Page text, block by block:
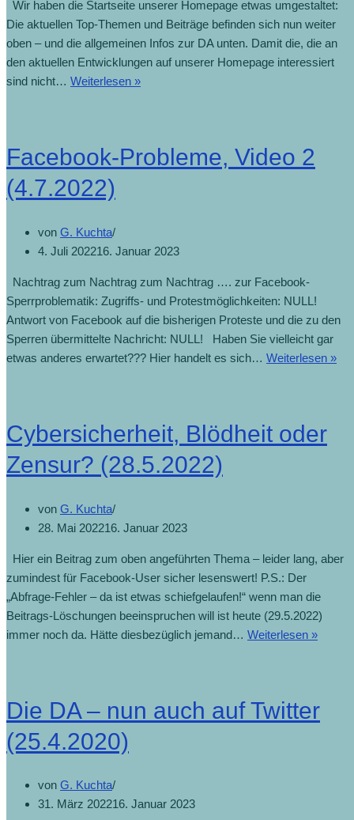
Wir haben die Startseite unserer Homepage etwas umgestaltet:
Die aktuellen Top-Themen und Beiträge befinden sich nun weiter
oben – und die allgemeinen Infos zur DA unten. Damit die, die an
den aktuellen Entwicklungen auf unserer Homepage interessiert
sind nicht… Weiterlesen »
Facebook-Probleme, Video 2
(4.7.2022)
von G. Kuchta
4. Juli 202216. Januar 2023
Nachtrag zum Nachtrag zum Nachtrag …. zur Facebook-
Sperrproblematik: Zugriffs- und Protestmöglichkeiten: NULL!
Antwort von Facebook auf die bisherigen Proteste und die zu den
Sperren übermittelte Nachricht: NULL! Haben Sie vielleicht gar
etwas anderes erwartet??? Hier handelt es sich… Weiterlesen »
Cybersicherheit, Blödheit oder
Zensur? (28.5.2022)
von G. Kuchta
28. Mai 202216. Januar 2023
Hier ein Beitrag zum oben angeführten Thema – leider lang, aber
zumindest für Facebook-User sicher lesenswert! P.S.: Der
„Abfrage-Fehler – da ist etwas schiefgelaufen!“ wenn man die
Beitrags-Löschungen beeinspruchen will ist heute (29.5.2022)
immer noch da. Hätte diesbezüglich jemand… Weiterlesen »
Die DA – nun auch auf Twitter
(25.4.2020)
von G. Kuchta
31. März 202216. Januar 2023